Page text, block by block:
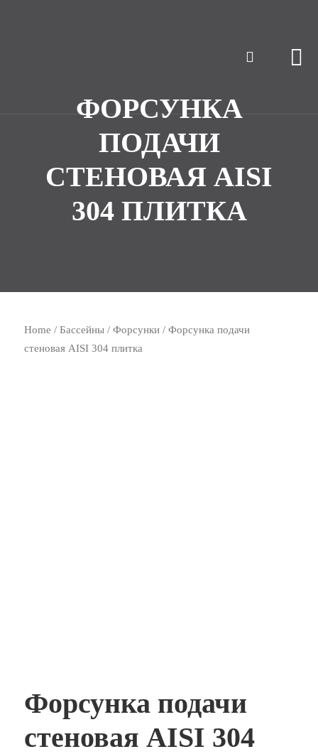
ФОРСУНКА
ПОДАЧИ
СТЕНОВАЯ AISI
304 ПЛИТКА
Home /Бассейны /Форсунки / Форсунка подачи
стеновая AISI 304 плитка
Форсунка подачи
стеновая AISI 304